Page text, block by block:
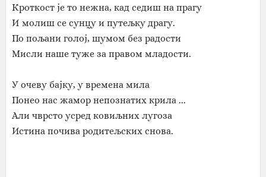
Кроткост је то нежна, кад седиш на прагу
И молиш се сунцу и путељку драгу.
По пољани голој, шумом без радости
Мисли наше туже за правом младости.
У очеву бајку, у времена мила
Понео нас жамор непознатих крила ...
Али чврсто усред ковиљних лугоза
Истина почива родитељских снова.